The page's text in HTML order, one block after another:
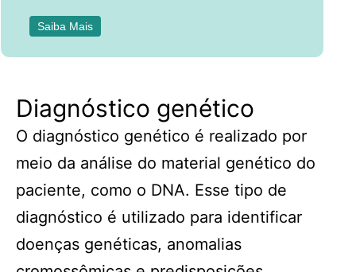
Saiba Mais
Diagnóstico genético
O diagnóstico genético é realizado por
meio da análise do material genético do
paciente, como o DNA. Esse tipo de
diagnóstico é utilizado para identificar
doenças genéticas, anomalias